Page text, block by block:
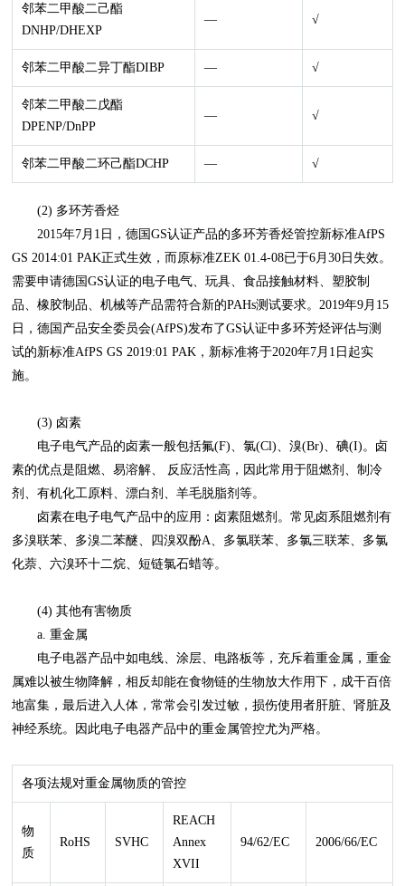
邻苯二甲酸二己酯
DNHP/DHEXP
— √
邻苯二甲酸二异丁酯DIBP — √
邻苯二甲酸二戊酯
DPENP/DnPP
— √
邻苯二甲酸二环己酯DCHP — √
(2) 多环芳香烃
2015年7月1日，德国GS认证产品的多环芳香烃管控新标准AfPS
GS 2014:01 PAK正式生效，而原标准ZEK 01.4-08已于6月30日失效。
需要申请德国GS认证的电子电气、玩具、食品接触材料、塑胶制
品、橡胶制品、机械等产品需符合新的PAHs测试要求。2019年9月15
日，德国产品安全委员会(AfPS)发布了GS认证中多环芳烃评估与测
试的新标准AfPS GS 2019:01 PAK，新标准将于2020年7月1日起实
施。
(3) 卤素
电子电气产品的卤素一般包括氟(F)、氯(Cl)、溴(Br)、碘(I)。卤
素的优点是阻燃、易溶解、 反应活性高，因此常用于阻燃剂、制冷
剂、有机化工原料、漂白剂、羊毛脱脂剂等。
卤素在电子电气产品中的应用：卤素阻燃剂。常见卤系阻燃剂有
多溴联苯、多溴二苯醚、四溴双酚A、多氯联苯、多氯三联苯、多氯
化萘、六溴环十二烷、短链氯石蜡等。
(4) 其他有害物质
a. 重金属
电子电器产品中如电线、涂层、电路板等，充斥着重金属，重金
属难以被生物降解，相反却能在食物链的生物放大作用下，成干百倍
地富集，最后进入人体，常常会引发过敏，损伤使用者肝脏、肾脏及
神经系统。因此电子电器产品中的重金属管控尤为严格。
各项法规对重金属物质的管控
物
质
RoHS SVHC
REACH
Annex
XVII
94/62/EC 2006/66/EC